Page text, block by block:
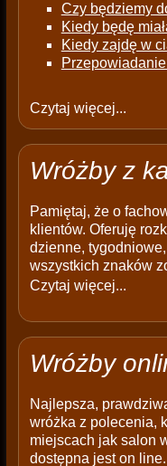
Czy będziemy
Kiedy będę
Kiedy zajdę w
Czytaj więcej...
Wróżby z
Pamiętaj, że o
klientów. Oferuję
dzienne,
wszystkich znaków
Czytaj więcej...
Wróżby
Najlepsza,
wróżka z polecenia,
miejscach jak salon
dostępna jest on line.